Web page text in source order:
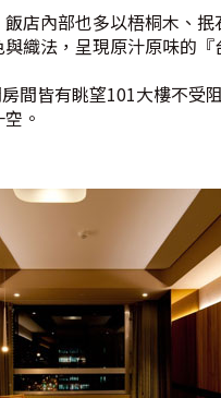
店內部也多以梧桐木、
織法，呈現原汁原味的『
間皆有眺望101大樓不受
。